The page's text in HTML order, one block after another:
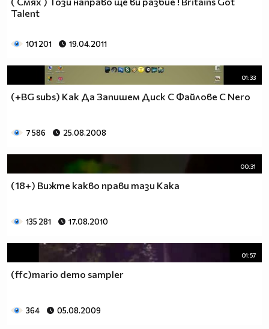
Talent
101 201 19.04.2011
01:33
(+BG subs) Как Да Запишем Диск С Файлове С Nero
7 586 25.08.2008
00:31
(18+) Вижте какво прави тази Кака
135 281 17.08.2010
01:57
(ffc)mario demo sampler
364 05.08.2009